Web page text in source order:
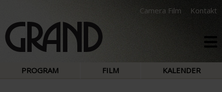
Camera Film Kontakt
PROGRAM FILM KALENDER